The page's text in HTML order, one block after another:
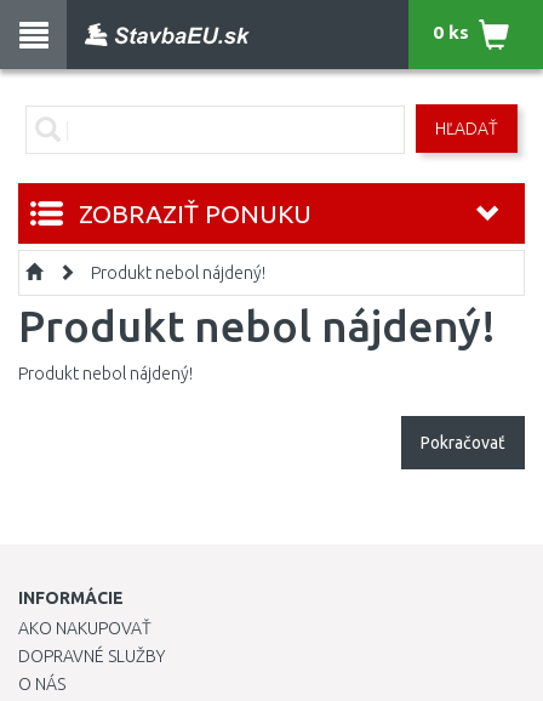
HĽADAŤ
0 ks
ZOBRAZIŤ PONUKU
Produkt nebol nájdený!
Produkt nebol nájdený!
Produkt nebol nájdený!
Pokračovať
INFORMÁCIE
AKO NAKUPOVAŤ
DOPRAVNÉ SLUŽBY
O NÁS